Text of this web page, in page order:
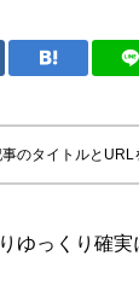
事のタイトルとURL
ゆっくり確実